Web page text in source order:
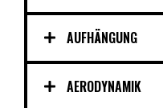
AUFHÄNGUNG
AERODYNAMIK